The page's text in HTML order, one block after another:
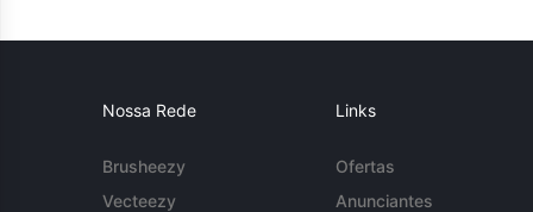
Nossa Rede
Brusheezy
Vecteezy
Links
Ofertas
Anunciantes